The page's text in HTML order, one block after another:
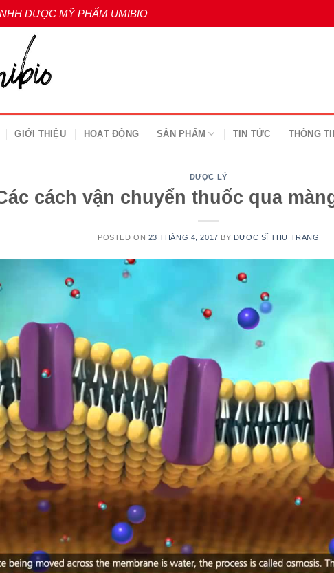
DƯỢC MỸ PHẨM UMIBIO
GIỚI THIỆU HOẠT ĐỘNG SẢN PHẨM TIN TỨC THÔNG
DƯỢC LÝ
cách vận chuyển thuốc qua
POSTED ON 23 THÁNG 4, 2017 BY DƯỢC SĨ THU TRANG